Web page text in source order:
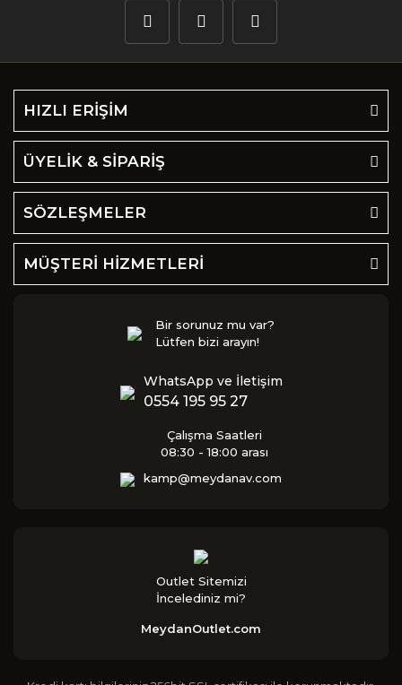
HIZLI ERİŞİM
ÜYELİK & SİPARİŞ
SÖZLEŞMELER
MÜŞTERİ HİZMETLERİ
Bir sorunuz mu var?
Lütfen bizi arayın!
WhatsApp ve İletişim
0554 195 95 27
Çalışma Saatleri
08:30 - 18:00 arası
kamp@meydanav.com
Outlet Sitemizi
İncelediniz mi?
MeydanOutlet.com